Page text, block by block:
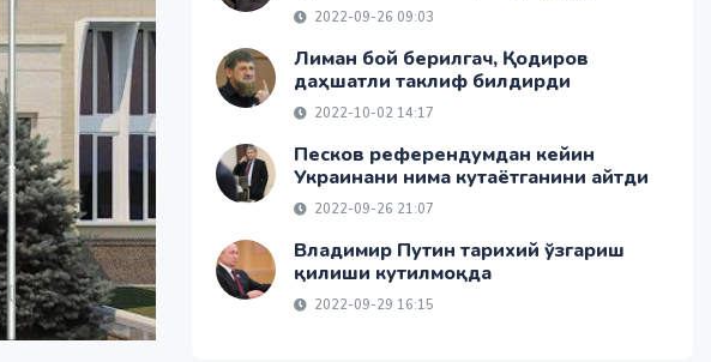
2022-09-26 09:03
Лиман бой берилгач, Қодиров
даҳшатли таклиф билдирди
2022-10-02 14:17
Песков референдумдан кейин
Украинани нима кутаётганини айтди
2022-09-26 21:07
Владимир Путин тарихий ўзгариш
қилиши кутилмоқда
2022-09-29 16:15